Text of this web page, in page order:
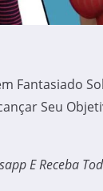
Fantasiado
Seu
E Receba